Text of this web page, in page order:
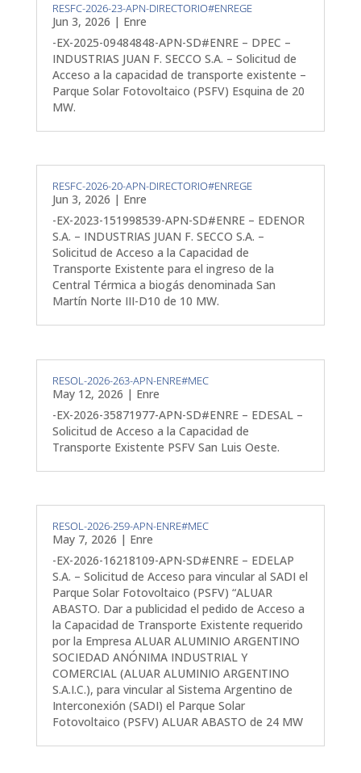
RESFC-2026-23-APN-DIRECTORIO#ENREGE
Jun 3, 2026 | Enre
-EX-2025-09484848-APN-SD#ENRE – DPEC –
INDUSTRIAS JUAN F. SECCO S.A. – Solicitud de
Acceso a la capacidad de transporte existente –
Parque Solar Fotovoltaico (PSFV) Esquina de 20
MW.
RESFC-2026-20-APN-DIRECTORIO#ENREGE
Jun 3, 2026 | Enre
-EX-2023-151998539-APN-SD#ENRE – EDENOR
S.A. – INDUSTRIAS JUAN F. SECCO S.A. –
Solicitud de Acceso a la Capacidad de
Transporte Existente para el ingreso de la
Central Térmica a biogás denominada San
Martín Norte III-D10 de 10 MW.
RESOL-2026-263-APN-ENRE#MEC
May 12, 2026 | Enre
-EX-2026-35871977-APN-SD#ENRE – EDESAL –
Solicitud de Acceso a la Capacidad de
Transporte Existente PSFV San Luis Oeste.
RESOL-2026-259-APN-ENRE#MEC
May 7, 2026 | Enre
-EX-2026-16218109-APN-SD#ENRE – EDELAP
S.A. – Solicitud de Acceso para vincular al SADI el
Parque Solar Fotovoltaico (PSFV) “ALUAR
ABASTO. Dar a publicidad el pedido de Acceso a
la Capacidad de Transporte Existente requerido
por la Empresa ALUAR ALUMINIO ARGENTINO
SOCIEDAD ANÓNIMA INDUSTRIAL Y
COMERCIAL (ALUAR ALUMINIO ARGENTINO
S.A.I.C.), para vincular al Sistema Argentino de
Interconexión (SADI) el Parque Solar
Fotovoltaico (PSFV) ALUAR ABASTO de 24 MW